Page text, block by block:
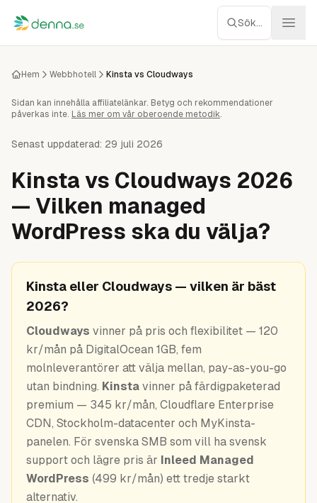
Hoppa till innehåll Sök...
Webbhotell
Managed WP
Servrar
Nätverk
Molnlagring
Verktyg
Guider
Hem Webbhotell Kinsta vs Cloudways
Sidan kan innehålla affiliatelänkar. Betyg och rekommendationer
påverkas inte. Läs mer om vår oberoende metodik.
Senast uppdaterad: 29 juli 2026
Kinsta vs Cloudways 2026
— Vilken managed
WordPress ska du välja?
Kinsta eller Cloudways — vilken är bäst
2026?
Cloudways vinner på pris och flexibilitet — 120
kr/mån på DigitalOcean 1GB, fem
molnleverantörer att välja mellan, pay-as-you-go
utan bindning. Kinsta vinner på färdigpaketerad
premium — 345 kr/mån, Cloudflare Enterprise
CDN, Stockholm-datacenter och MyKinsta-
panelen. För svenska SMB som vill ha svensk
support och lägre pris är Inleed Managed
WordPress (499 kr/mån) ett tredje starkt
alternativ.